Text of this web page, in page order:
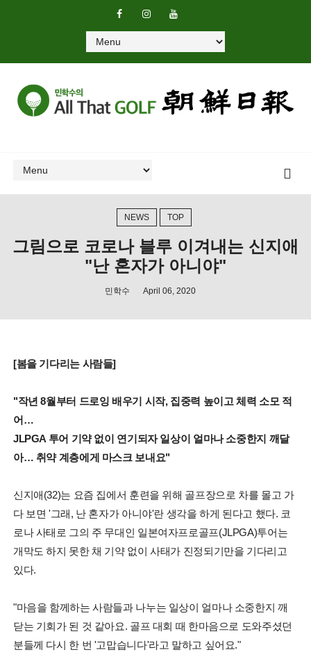
NEWS TOP
그림으로 코로나 블루 이겨내는 신지애
"난 혼자가 아니야"
민학수 April 06, 2020
[봄을 기다리는 사람들]
"작년 8월부터 드로잉 배우기 시작, 집중력 높이고 체력 소모 적
어…
JLPGA 투어 기약 없이 연기되자 일상이 얼마나 소중한지 깨달
아… 취약 계층에게 마스크 보내요"
신지애(32)는 요즘 집에서 훈련을 위해 골프장으로 차를 몰고 가
다 보면 '그래, 난 혼자가 아니야'란 생각을 하게 된다고 했다. 코
로나 사태로 그의 주 무대인 일본여자프로골프(JLPGA)투어는
개막도 하지 못한 채 기약 없이 사태가 진정되기만을 기다리고
있다.
"마음을 함께하는 사람들과 나누는 일상이 얼마나 소중한지 깨
닫는 기회가 된 것 같아요. 골프 대회 때 한마음으로 도와주셨던
분들께 다시 한 번 '고맙습니다'라고 말하고 싶어요."